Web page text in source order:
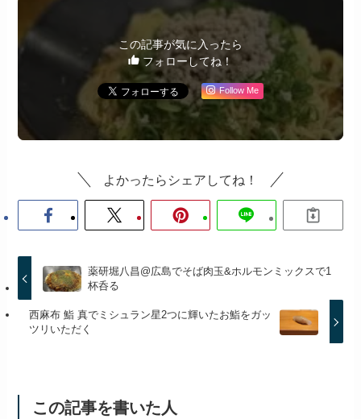
この記事が気に入ったら
フォローしてね！
Follow Me
よかったらシェアしてね！
薬研堀八昌@広島でそば肉玉&ホルモンミックスで1
杯呑る
西麻布 鮨 真でミシュラン星2つに輝いたお鮨をガッ
ツリいただく
この記事を書いた人